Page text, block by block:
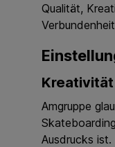
Qualität,
Amgruppe
Ausdrucks